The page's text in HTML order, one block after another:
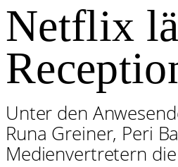
Netflix
Unter den
Runa Greiner, Peri
Medienvertretern